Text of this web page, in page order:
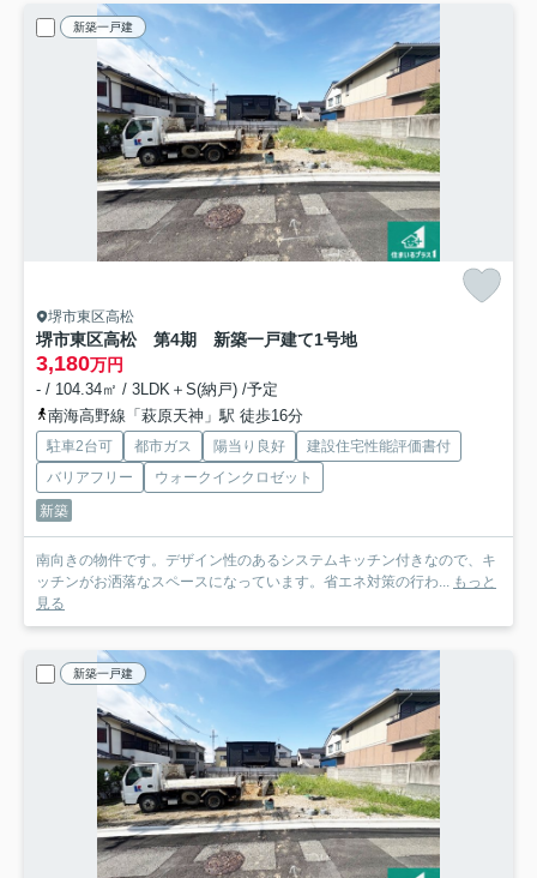
新築一戸建
堺市東区高松
堺市東区高松 第4期 新築一戸建て1号地
3,180万円
- / 104.34㎡ / 3LDK＋S(納戸) /予定
南海高野線「萩原天神」駅 徒歩16分
駐車2台可 都市ガス 陽当り良好
建設住宅性能評価書付
バリアフリー
ウォークインクロゼット
新築
南向きの物件です。デザイン性のあるシステムキッチン付きなので、キ
ッチンがお洒落なスペースになっています。省エネ対策の行わ... もっと
見る
新築一戸建